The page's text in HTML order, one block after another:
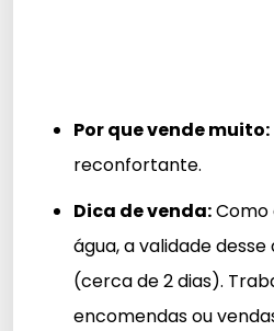
Por que vende muito:
reconfortante.
Dica de venda:Como
água, a validade
(cerca de 2 dias).
encomendas ou